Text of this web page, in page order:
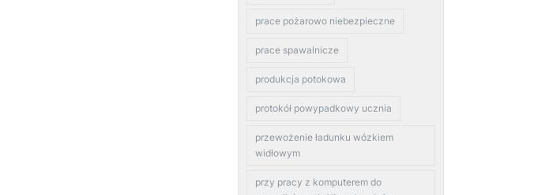
prace pożarowo niebezpieczne
prace spawalnicze
produkcja potokowa
protokół powypadkowy ucznia
przewożenie ładunku wózkiem
widłowym
przy pracy z komputerem do